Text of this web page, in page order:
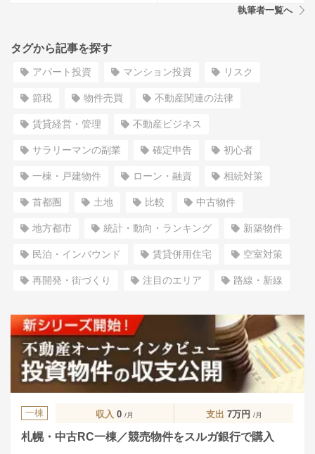
執筆者一覧へ
タグから記事を探す
アパート投資 マンション投資 リスク
節税 物件売買 不動産関連の法律
賃貸経営・管理 不動産ビジネス
サラリーマンの副業 確定申告 初心者
一棟・戸建物件 ローン・融資 相続対策
首都圏 土地 比較 中古物件
地方都市 統計・動向・ランキング 新築物件
民泊・インバウンド 賃貸併用住宅 空室対策
再開発・街づくり 注目のエリア 路線・新線
一棟 収入 0 /月 支出 7万円 /月
札幌・中古RC一棟／競売物件をスルガ銀行で購入